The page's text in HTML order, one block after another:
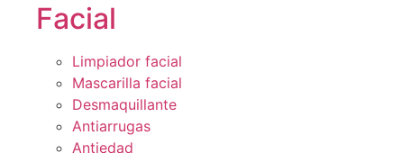
Facial
Limpiador facial
Mascarilla facial
Desmaquillante
Antiarrugas
Antiedad